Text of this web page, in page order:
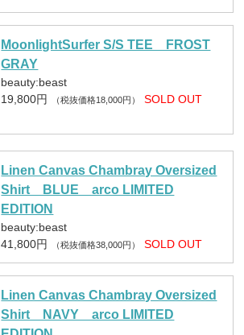
MoonlightSurfer S/S TEE FROST
GRAY
beauty:beast
19,800円
（税抜価格18,000円） SOLD OUT
Linen Canvas Chambray Oversized
Shirt BLUE arco LIMITED
EDITION
beauty:beast
41,800円
（税抜価格38,000円） SOLD OUT
Linen Canvas Chambray Oversized
Shirt NAVY arco LIMITED